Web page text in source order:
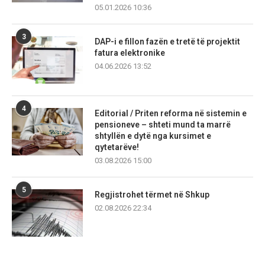
05.01.2026 10:36
3
DAP-i e fillon fazën e tretë të projektit
fatura elektronike
04.06.2026 13:52
4
Editorial / Priten reforma në sistemin e
pensioneve – shteti mund ta marrë
shtyllën e dytë nga kursimet e
qytetarëve!
03.08.2026 15:00
5
Regjistrohet tërmet në Shkup
02.08.2026 22:34